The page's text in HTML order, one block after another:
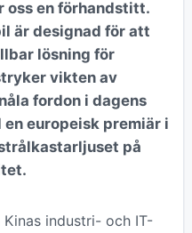
oss en förhandstitt.
är designad för att
lösning för
vikten av
fordon i dagens
europeisk premiär i
på
industri- och IT-